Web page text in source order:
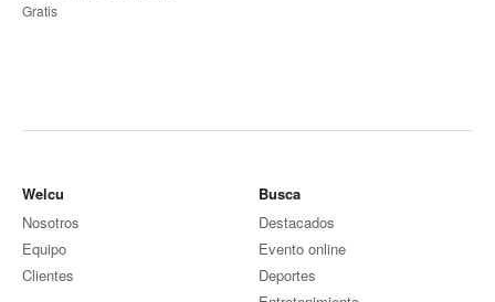
Gratis
Welcu
Nosotros
Equipo
Clientes
Busca
Destacados
Evento online
Deportes